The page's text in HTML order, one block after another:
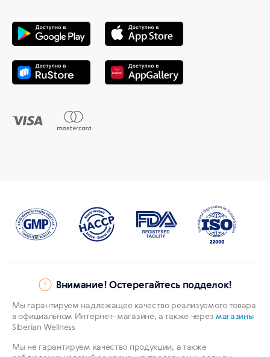
Внимание! Остерегайтесь подделок!
Мы гарантируем надлежащее качество реализуемого товара
в официальном Интернет-магазине, а также через магазины
Siberian Wellness
Мы не гарантируем качество продукции, а также